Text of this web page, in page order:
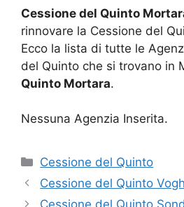
Cessione del Quinto
rinnovare la Cessione del
Ecco la lista di tutte le
del Quinto che si trovano in
Quinto Mortara.
Nessuna Agenzia Inserita.
Categorie
Cessione del Quinto
Cessione del Quinto
Cessione del Quinto